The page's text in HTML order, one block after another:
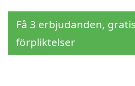
Få 3 erbjudanden,
förpliktelser